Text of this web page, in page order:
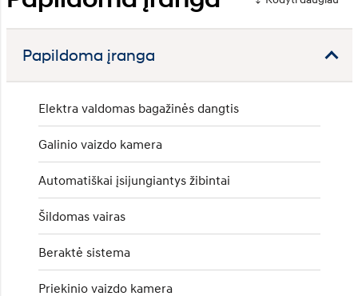
Papildoma įranga
Elektra valdomas bagažinės dangtis
Galinio vaizdo kamera
Automatiškai įsijungiantys žibintai
Šildomas vairas
Beraktė sistema
Priekinio vaizdo kamera